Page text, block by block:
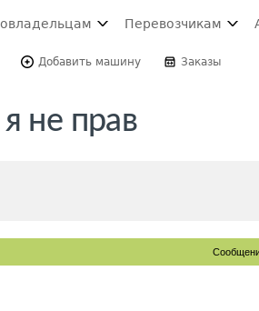
Перевозчикам
Добавить машину Заказы
не прав